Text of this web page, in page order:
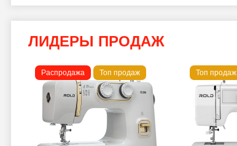
ЛИДЕРЫ ПРОДАЖ
Распродажа Топ продаж Топ продаж